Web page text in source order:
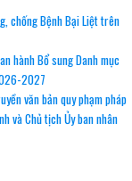
chống Bệnh Bại Liệt trên
hành Bổ sung Danh mục
2027
văn bản quy phạm pháp
và Chủ tịch Ủy ban nhân